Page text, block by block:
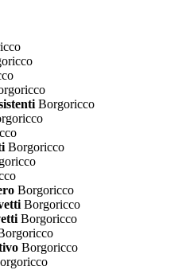
Borgoricco
Borgoricco
Borgoricco
Borgoricco
Borgoricco
Borgoricco